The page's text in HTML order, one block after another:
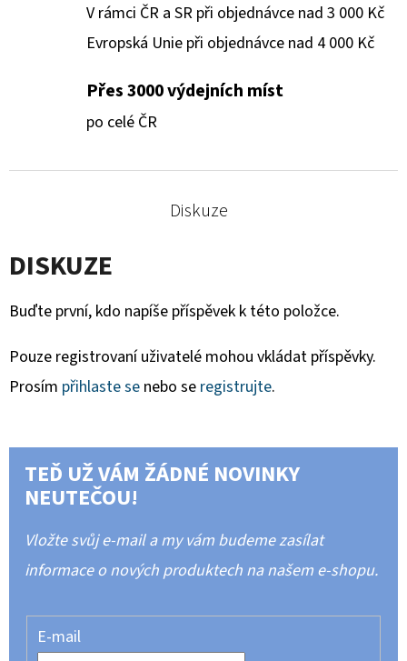
V rámci ČR a SR při objednávce nad 3 000 Kč
Evropská Unie při objednávce nad 4 000 Kč
Přes 3000 výdejních míst
po celé ČR
Diskuze
DISKUZE
Buďte první, kdo napíše příspěvek k této položce.
Pouze registrovaní uživatelé mohou vkládat příspěvky.
Prosím přihlaste se nebo se registrujte.
TEĎ UŽ VÁM ŽÁDNÉ NOVINKY
NEUTEČOU!
Vložte svůj e-mail a my vám budeme zasílat
informace o nových produktech na našem e-shopu.
E-mail